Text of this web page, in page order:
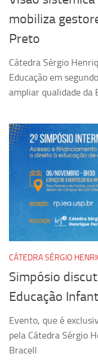
Grupo de
em Saúde
Grupos de Pesquisa
Grupo de
e Políticas
Ano Sabático
Daniel
Programas
mobiliza
Preto
Cátedra Sérgio
Educação em
ampliar qualidade da
CÁTEDRA SÉRGIO
Simpósio
Educação
Evento, que é
pela Cátedra Sérgio
Bracell